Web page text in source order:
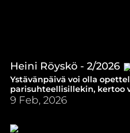
Heini Röyskö - 2/2026
Ystävänpäivä voi olla
parisuhteellisillekin, kertoo
markkinointipäällikkö Heini
9 Feb, 2026